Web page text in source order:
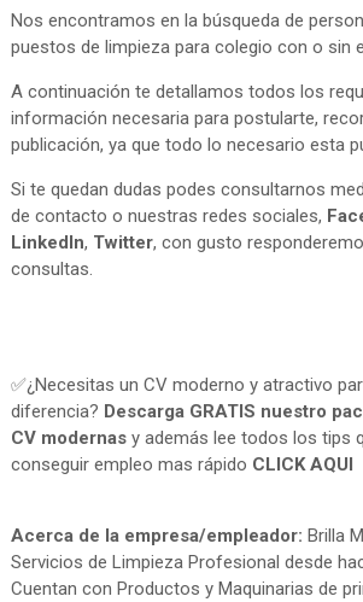
Nos encontramos en la búsqueda de
puestos de limpieza para colegio con o sin
A continuación te detallamos todos los
información necesaria para postularte,
publicación, ya que todo lo necesario esta
Si te quedan dudas podes consultarnos
de contacto o nuestras redes sociales,
LinkedIn, Twitter, con gusto
consultas.
✅¿Necesitas un CV moderno y atractivo
diferencia? Descarga GRATIS nuestro
CV modernasy además lee todos los tips
conseguir empleo mas rápido CLICK AQUI
Acerca de la empresa/empleador: Brilla
Servicios de Limpieza Profesional desde
Cuentan con Productos y Maquinarias de